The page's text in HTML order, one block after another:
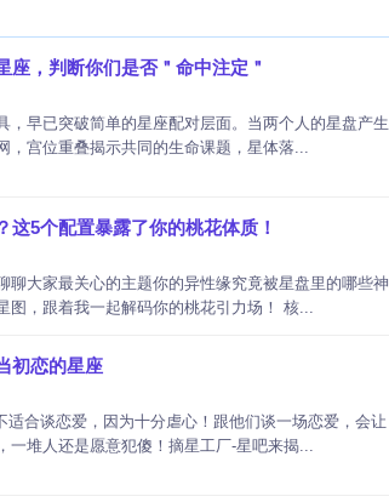
座，判断你们是否＂命中注定＂
，早已突破简单的星座配对层面。当两个人的星盘产生
，宫位重叠揭示共同的生命课题，星体落...
这5个配置暴露了你的桃花体质！
聊大家最关心的主题你的异性缘究竟被星盘里的哪些神
，跟着我一起解码你的桃花引力场！ 核...
初恋的星座
适合谈恋爱，因为十分虐心！跟他们谈一场恋爱，会让
堆人还是愿意犯傻！摘星工厂-星吧来揭...